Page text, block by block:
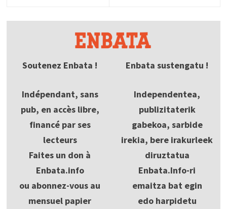
Soutenez Enbata !
Indépendant, sans
pub, en accès libre,
financé par ses
lecteurs
Faites un don à
Enbata.info
ou abonnez-vous au
mensuel papier
Enbata sustengatu !
Independentea,
publizitaterik
gabekoa, sarbide
irekia, bere irakurleek
diruztatua
Enbata.Info-ri
emaitza bat egin
edo harpidetu